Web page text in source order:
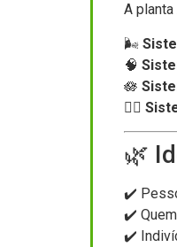
A planta
🌬️
🧠
🪷
💆‍♀️
🌿
✔️
✔️
✔️